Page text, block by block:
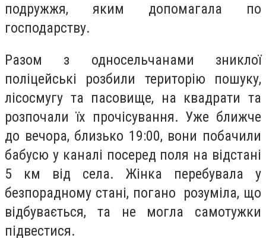
подружжя, яким допомагала по
господарству.
Разом з односельчанами зниклої
поліцейські розбили територію пошуку,
лісосмугу та пасовище, на квадрати та
розпочали їх прочісування. Уже ближче
до вечора, близько 19:00, вони побачили
бабусю у каналі посеред поля на відстані
5 км від села. Жінка перебувала у
безпорадному стані, погано розуміла, що
відбувається, та не могла самотужки
підвестися.